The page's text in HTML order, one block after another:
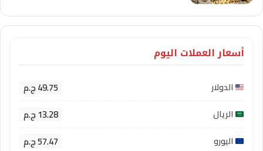
أسعار العملات اليوم
الدولار 49.75 ج.م
الريال 13.28 ج.م
اليورو 57.47 ج.م